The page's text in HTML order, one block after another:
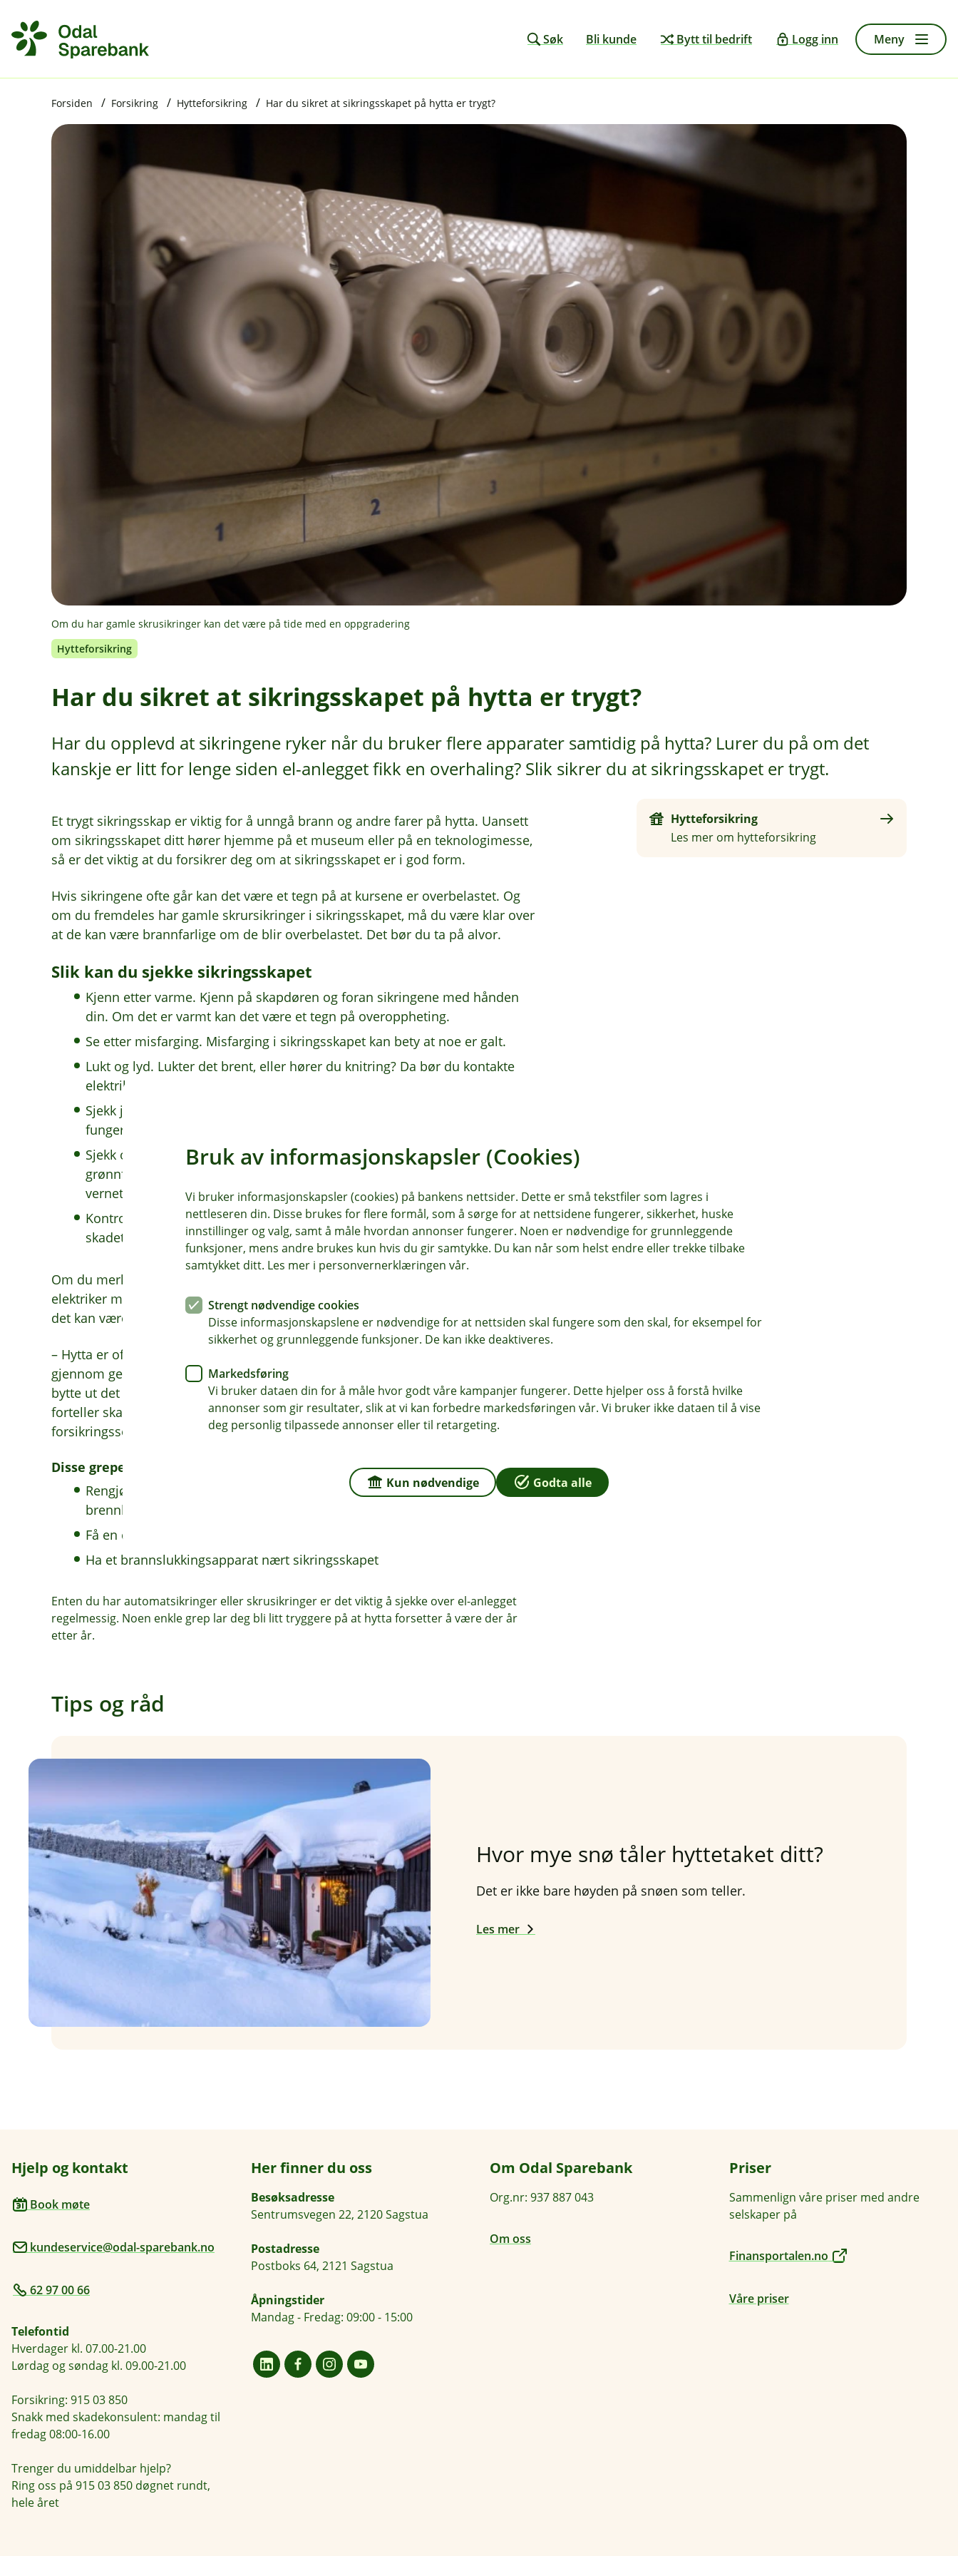
Søk Bli kunde Bytt til bedrift Logg inn Meny
Forsiden Forsikring Hytteforsikring Har du sikret at sikringsskapet på hytta er trygt?
Om du har gamle skrusikringer kan det være på tide med en oppgradering
Hytteforsikring
Har du sikret at sikringsskapet på hytta er trygt?
Har du opplevd at sikringene ryker når du bruker flere apparater samtidig på hytta? Lurer du på om det
kanskje er litt for lenge siden el-anlegget fikk en overhaling? Slik sikrer du at sikringsskapet er trygt.
Et trygt sikringsskap er viktig for å unngå brann og andre farer på hytta. Uansett
om sikringsskapet ditt hører hjemme på et museum eller på en teknologimesse,
så er det viktig at du forsikrer deg om at sikringsskapet er i god form.
Hvis sikringene ofte går kan det være et tegn på at kursene er overbelastet. Og
om du fremdeles har gamle skrursikringer i sikringsskapet, må du være klar over
at de kan være brannfarlige om de blir overbelastet. Det bør du ta på alvor.
Slik kan du sjekke sikringsskapet
Kjenn etter varme. Kjenn på skapdøren og foran sikringene med hånden
din. Om det er varmt kan det være et tegn på overoppheting.
Se etter misfarging. Misfarging i sikringsskapet kan bety at noe er galt.
Lukt og lyd. Lukter det brent, eller hører du knitring? Da bør du kontakte
elektriker med en gang.
Sjekk jordfeilbryteren. Trykk på testknappen. Hvis strømmen kobles ut,
fungerer den slik den skal.
Sjekk overspenningsvernet. Det har et lite vindu som skal vise deg en
grønnfarge. Om merket ikke er grønt, må det skiftes ut. Du bør sjekke
vernet minst en gang i året og etter tordenvær.
Kontroller stikkontakter og ledninger. Sørg for at de ikke er løse, varme eller
skadet.
Om du merker varme, knitring, lukt eller misfarge i skapet bør du kontakte
elektriker med en gang. Et nytt sikringsskap er ofte tryggere enn et gammelt, og
det kan være verdt å oppgradere.
– Hytta er ofte familiens fristed med enormt mye arbeid som er lagt ned, ofte
gjennom generasjoner. Da er det verdt å ta en grundig sjekk en gang iblant og å
bytte ut det du trenger, slik at du kan føle deg trygg på at det er der neste år også,
forteller skadeforebygger Therese Hofstad-Nielsen i Fremtind, som er vårt
forsikringsselskap.
Disse grepene lar deg forebygge brann i sikringsskapet
Rengjør skapet og området rundt skapet regelmessig. Fjern støv og
brennbare materialer
Få en elektriker til å inspisere sikringsskapet ditt minst hvert femte år
Ha et brannslukkingsapparat nært sikringsskapet
Enten du har automatsikringer eller skrusikringer er det viktig å sjekke over el-anlegget
regelmessig. Noen enkle grep lar deg bli litt tryggere på at hytta forsetter å være der år
etter år.
Hytteforsikring
Les mer om hytteforsikring
Tips og råd
Hvor mye snø tåler hyttetaket ditt?
Det er ikke bare høyden på snøen som teller.
Les mer
Hjelp og kontakt
Book møte
kundeservice@odal-sparebank.no
62 97 00 66
Telefontid
Hverdager kl. 07.00-21.00
Lørdag og søndag kl. 09.00-21.00
Forsikring: 915 03 850
Snakk med skadekonsulent: mandag til
fredag 08:00-16.00
Trenger du umiddelbar hjelp?
Ring oss på 915 03 850 døgnet rundt,
hele året
Her finner du oss
Besøksadresse
Sentrumsvegen 22, 2120 Sagstua
Postadresse
Postboks 64, 2121 Sagstua
Åpningstider
Mandag - Fredag: 09:00 - 15:00
Om Odal Sparebank
Org.nr: 937 887 043
Om oss
Priser
Sammenlign våre priser med andre
selskaper på
Finansportalen.no
Våre priser
Bruk av informasjonskapsler (Cookies)
Vi bruker informasjonskapsler (cookies) på bankens nettsider. Dette er små tekstfiler som lagres i
nettleseren din. Disse brukes for flere formål, som å sørge for at nettsidene fungerer, sikkerhet, huske
innstillinger og valg, samt å måle hvordan annonser fungerer. Noen er nødvendige for grunnleggende
funksjoner, mens andre brukes kun hvis du gir samtykke. Du kan når som helst endre eller trekke tilbake
samtykket ditt. Les mer i personvernerklæringen vår.
Strengt nødvendige cookies
Disse informasjonskapslene er nødvendige for at nettsiden skal fungere som den skal, for eksempel for
sikkerhet og grunnleggende funksjoner. De kan ikke deaktiveres.
Markedsføring
Vi bruker dataen din for å måle hvor godt våre kampanjer fungerer. Dette hjelper oss å forstå hvilke
annonser som gir resultater, slik at vi kan forbedre markedsføringen vår. Vi bruker ikke dataen til å vise
deg personlig tilpassede annonser eller til retargeting.
Kun nødvendige Godta alle